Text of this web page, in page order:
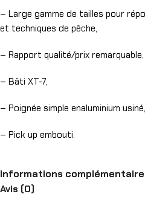
– Large gamme de tailles pour
et techniques de pêche,
– Rapport qualité/prix remarquable,
– Bâti XT-7,
– Poignée simple enaluminium usiné,
– Pick up embouti.
Informations
Avis (0)